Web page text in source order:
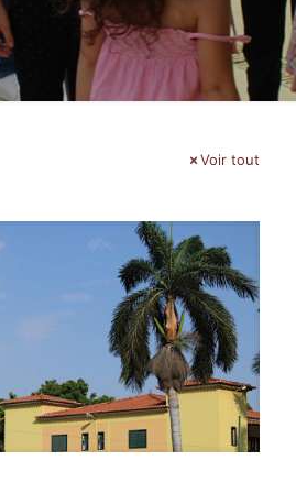
Voir tout